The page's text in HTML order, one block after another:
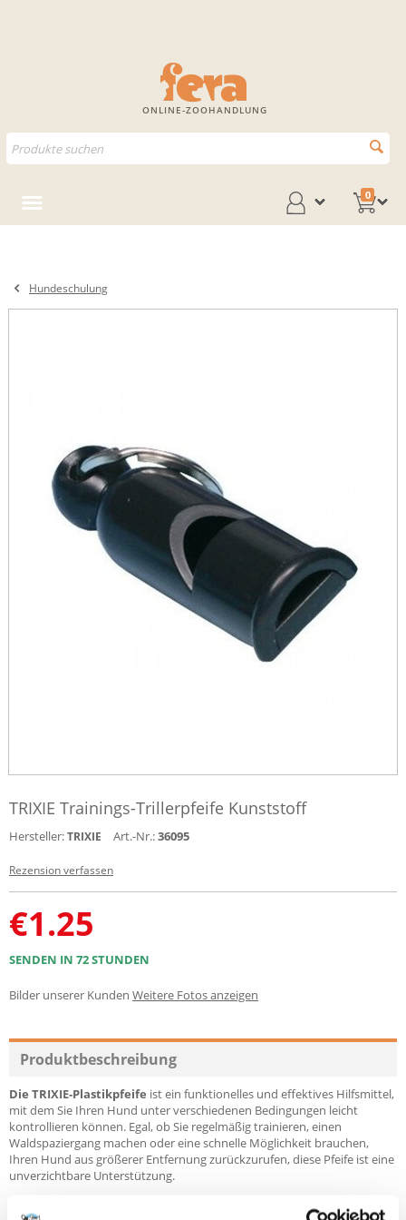
ONLINE-ZOOHANDLUNG
0
Hundeschulung
TRIXIE Trainings-Trillerpfeife Kunststoff
Hersteller:TRIXIE Art.-Nr.:36095
Rezension verfassen
€1.25
SENDEN IN 72 STUNDEN
Bilder unserer Kunden Weitere Fotos anzeigen
Produktbeschreibung
Die TRIXIE-Plastikpfeife ist ein funktionelles und effektives Hilfsmittel,
mit dem Sie Ihren Hund unter verschiedenen Bedingungen leicht
kontrollieren können. Egal, ob Sie regelmäßig trainieren, einen
Waldspaziergang machen oder eine schnelle Möglichkeit brauchen,
Ihren Hund aus größerer Entfernung zurückzurufen, diese Pfeife ist eine
unverzichtbare Unterstützung.
Dank ihrer kompakten Form und ihres geringen Gewichts belastet sie